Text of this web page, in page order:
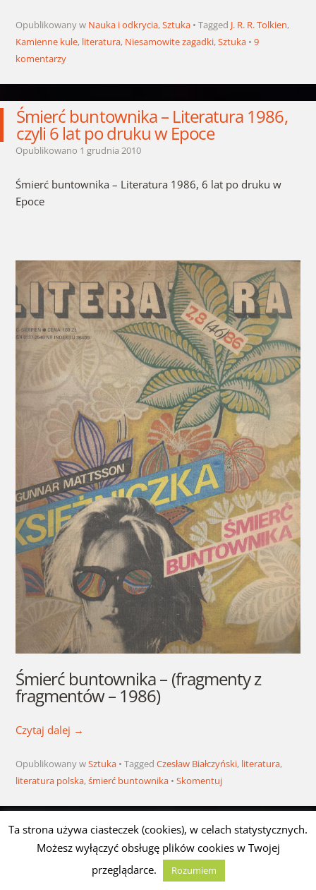
Opublikowany w Nauka i odkrycia,Sztuka Tagged J. R. R. Tolkien,
Kamienne kule, literatura, Niesamowite zagadki,Sztuka
9
komentarzy
Śmierć buntownika – Literatura 1986,
czyli 6 lat po druku w Epoce
Opublikowano 1 grudnia 2010
Śmierć buntownika – Literatura 1986, 6 lat po druku w
Epoce
Śmierć buntownika – (fragmenty z
fragmentów – 1986)
Czytaj dalej →
Opublikowany wSztuka Tagged Czesław Białczyński, literatura,
literatura polska,śmierć buntownika Skomentuj
NOWA powieść Komunikat 2029
12072002 (fragment)
10 lipca 2009
Ta strona używa ciasteczek (cookies), w celach statystycznych.
Możesz wyłączyć obsługę plików cookies w Twojej
przeglądarce.
Rozumiem